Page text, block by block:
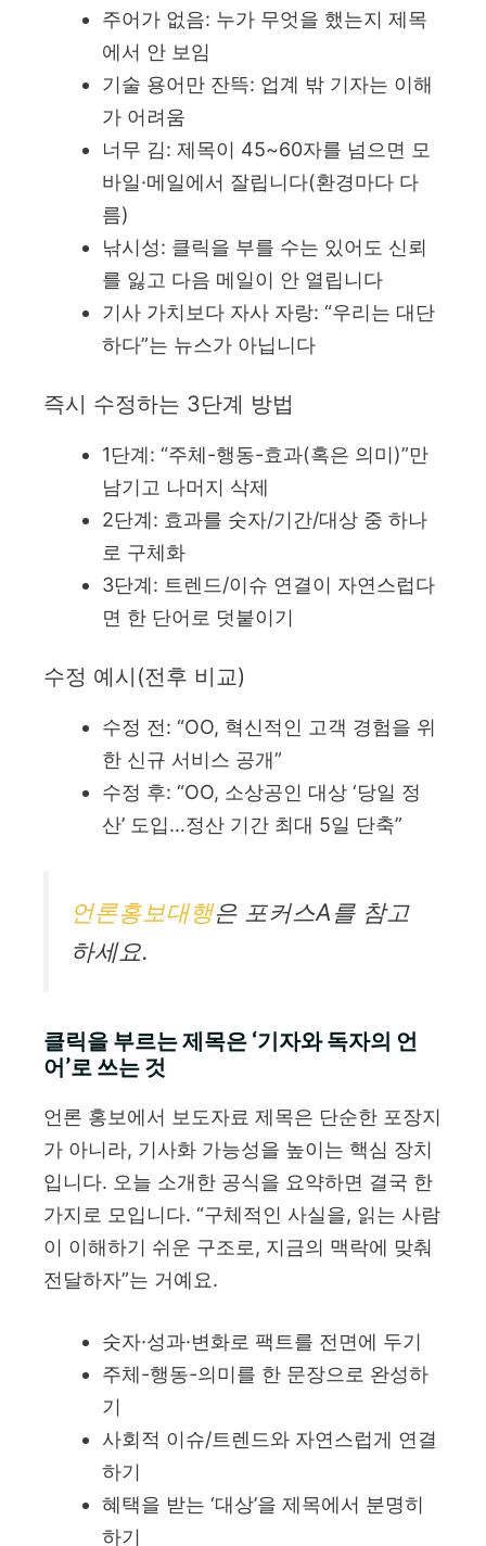
주어가 없음: 누가 무엇을 했는지 제목
에서 안 보임
기술 용어만 잔뜩: 업계 밖 기자는 이해
가 어려움
너무 김: 제목이 45~60자를 넘으면 모
바일·메일에서 잘립니다(환경마다 다
름)
낚시성: 클릭을 부를 수는 있어도 신뢰
를 잃고 다음 메일이 안 열립니다
기사 가치보다 자사 자랑: “우리는 대단
하다”는 뉴스가 아닙니다
즉시 수정하는 3단계 방법
1단계: “주체-행동-효과(혹은 의미)”만
남기고 나머지 삭제
2단계: 효과를 숫자/기간/대상 중 하나
로 구체화
3단계: 트렌드/이슈 연결이 자연스럽다
면 한 단어로 덧붙이기
수정 예시(전후 비교)
수정 전: “OO, 혁신적인 고객 경험을 위
한 신규 서비스 공개”
수정 후: “OO, 소상공인 대상 ‘당일 정
산’ 도입…정산 기간 최대 5일 단축”
언론홍보대행은 포커스A를 참고
하세요.
클릭을 부르는 제목은 ‘기자와 독자의 언
어’로 쓰는 것
언론 홍보에서 보도자료 제목은 단순한 포장지
가 아니라, 기사화 가능성을 높이는 핵심 장치
입니다. 오늘 소개한 공식을 요약하면 결국 한
가지로 모입니다. “구체적인 사실을, 읽는 사람
이 이해하기 쉬운 구조로, 지금의 맥락에 맞춰
전달하자”는 거예요.
숫자·성과·변화로 팩트를 전면에 두기
주체-행동-의미를 한 문장으로 완성하
기
사회적 이슈/트렌드와 자연스럽게 연결
하기
혜택을 받는 ‘대상’을 제목에서 분명히
하기